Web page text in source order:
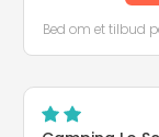
Bed om et tilbud